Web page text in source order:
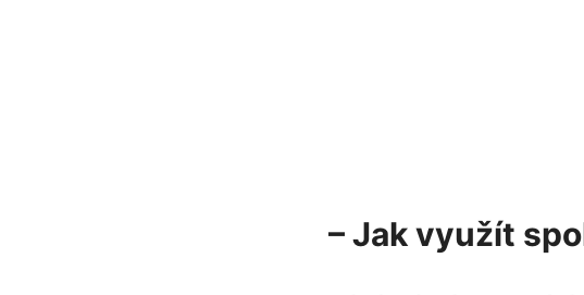
– Jak využít